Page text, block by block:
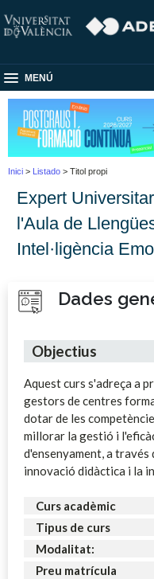
MENÚ
Inici > Listado > Titol propi
Expert
l'Aula de
Intel·ligència
Dades
Objectius
Aquest curs s'adreça a
gestors de centres
dotar de les
millorar la gestió i
d'ensenyament, a
innovació didàctica i la
Curs acadèmic
Tipus de curs
Modalitat:
Preu matrícula